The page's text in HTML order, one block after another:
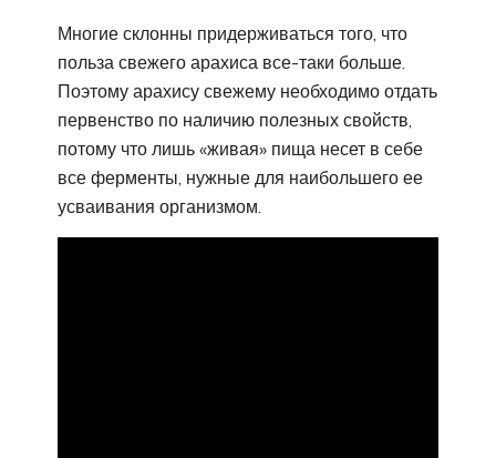
Многие склонны придерживаться того, что
польза свежего арахиса все-таки больше.
Поэтому арахису свежему необходимо отдать
первенство по наличию полезных свойств,
потому что лишь «живая» пища несет в себе
все ферменты, нужные для наибольшего ее
усваивания организмом.